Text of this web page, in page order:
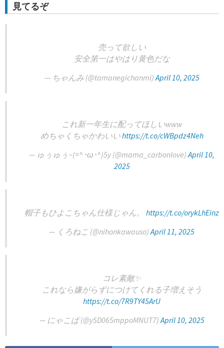
見てるぞ
売って欲しい
安全第一はやはり黄色だな
— ちゃんみ (@tamanegichanmi)April 10, 2025
これ新一年生に配ってほしいwww
めちゃくちゃかわいいhttps://t.co/cWBpdz4Neh
— ゅぅゅぅ~(=^･ω･^)5y (@mama_carbonlove)April 10,
2025
帽子もひよこちゃん仕様じゃん。 https://t.co/orykLhEinz
— くろねこ (@nihonkawauso)April 11, 2025
コレ素敵✨
これなら嫌がらずにつけてくれる子増えそう
https://t.co/7R9TY45ArU
— にゃこぱ (@y5D065mppoMNUT7)April 10, 2025